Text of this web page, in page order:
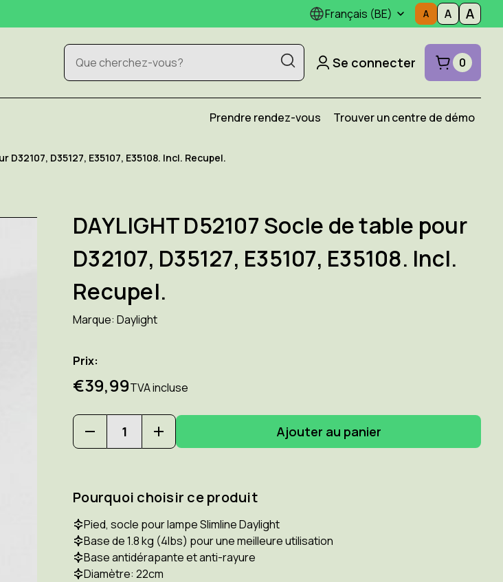
Français (BE)
Rechercher
Se connecter 0
Prendre rendez-vous Trouver un centre de démo
D32107, D35127, E35107, E35108. Incl. Recupel.
DAYLIGHT D52107 Socle de table pour
D32107, D35127, E35107, E35108. Incl.
Recupel.
Marque: Daylight
Prix:
€39,99TVA incluse
Diminuer
la
D52107
Socle
de
table
pour
D32107,
D35127,
Augmenter
la
D52107
de
table
pour
D32107,
D35127,
Pourquoi choisir ce produit
Pied, socle pour lampe Slimline Daylight
Base de 1.8 kg (4lbs) pour une meilleure utilisation
Base antidérapante et anti-rayure
Diamètre: 22cm